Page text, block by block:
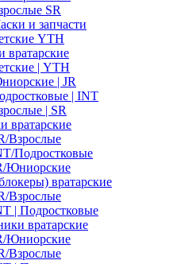
SR
и запчасти
YTH
| YTH
| JR
| INT
| SR
вратарские
Взрослые
Подростковые
Юниорские
вратарские
Взрослые
| Подростковые
вратарские
Юниорские
Взрослые